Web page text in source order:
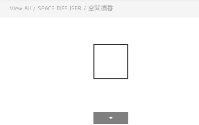
View All / SPACE DIFFUSER / 空間擴香